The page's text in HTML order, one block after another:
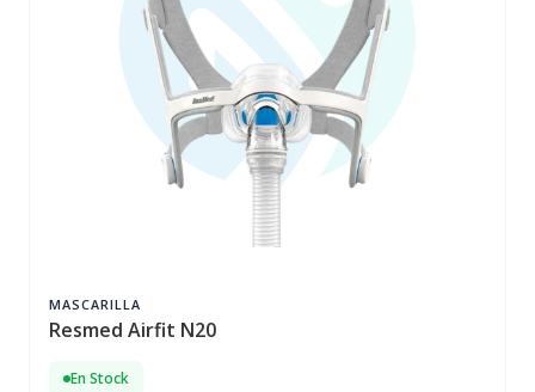
MASCARILLA
Resmed Airfit N20
En Stock